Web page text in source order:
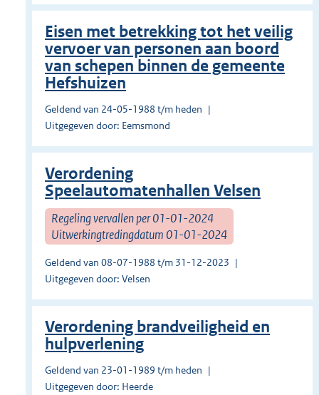
Eisen met betrekking tot het veilig
vervoer van personen aan boord
van schepen binnen de gemeente
Hefshuizen
Geldend van 24-05-1988 t/m heden
Uitgegeven door: Eemsmond
Verordening
Speelautomatenhallen Velsen
Regeling vervallen per 01-01-2024
Uitwerkingtredingdatum 01-01-2024
Geldend van 08-07-1988 t/m 31-12-2023
Uitgegeven door: Velsen
Verordening brandveiligheid en
hulpverlening
Geldend van 23-01-1989 t/m heden
Uitgegeven door: Heerde